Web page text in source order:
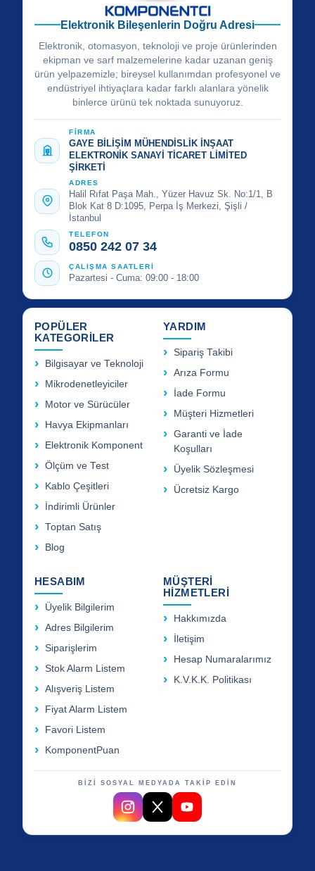
Elektronik Bileşenlerin Doğru Adresi
Elektronik, otomasyon, teknoloji ve proje ürünlerinden
ekipman ve sarf malzemelerine kadar uzanan geniş
ürün yelpazemizle; bireysel kullanımdan profesyonel ve
endüstriyel ihtiyaçlara kadar farklı alanlara yönelik
binlerce ürünü tek noktada sunuyoruz.
FİRMA
GAYE BİLİŞİM MÜHENDİSLİK İNŞAAT
ELEKTRONİK SANAYİ TİCARET LİMİTED
ŞİRKETİ
ADRES
Halil Rıfat Paşa Mah., Yüzer Havuz Sk. No:1/1, B
Blok Kat 8 D:1095, Perpa İş Merkezi, Şişli /
İstanbul
TELEFON
0850 242 07 34
ÇALIŞMA SAATLERİ
Pazartesi - Cuma: 09:00 - 18:00
POPÜLER
KATEGORİLER
Bilgisayar ve Teknoloji
Mikrodenetleyiciler
Motor ve Sürücüler
Havya Ekipmanları
Elektronik Komponent
Ölçüm ve Test
Kablo Çeşitleri
İndirimli Ürünler
Toptan Satış
Blog
YARDIM
Sipariş Takibi
Arıza Formu
İade Formu
Müşteri Hizmetleri
Garanti ve İade
Koşulları
Üyelik Sözleşmesi
Ücretsiz Kargo
HESABIM
Üyelik Bilgilerim
Adres Bilgilerim
Siparişlerim
Stok Alarm Listem
Alışveriş Listem
Fiyat Alarm Listem
Favori Listem
KomponentPuan
MÜŞTERİ
HİZMETLERİ
Hakkımızda
İletişim
Hesap Numaralarımız
K.V.K.K. Politikası
BİZİ SOSYAL MEDYADA TAKİP EDİN